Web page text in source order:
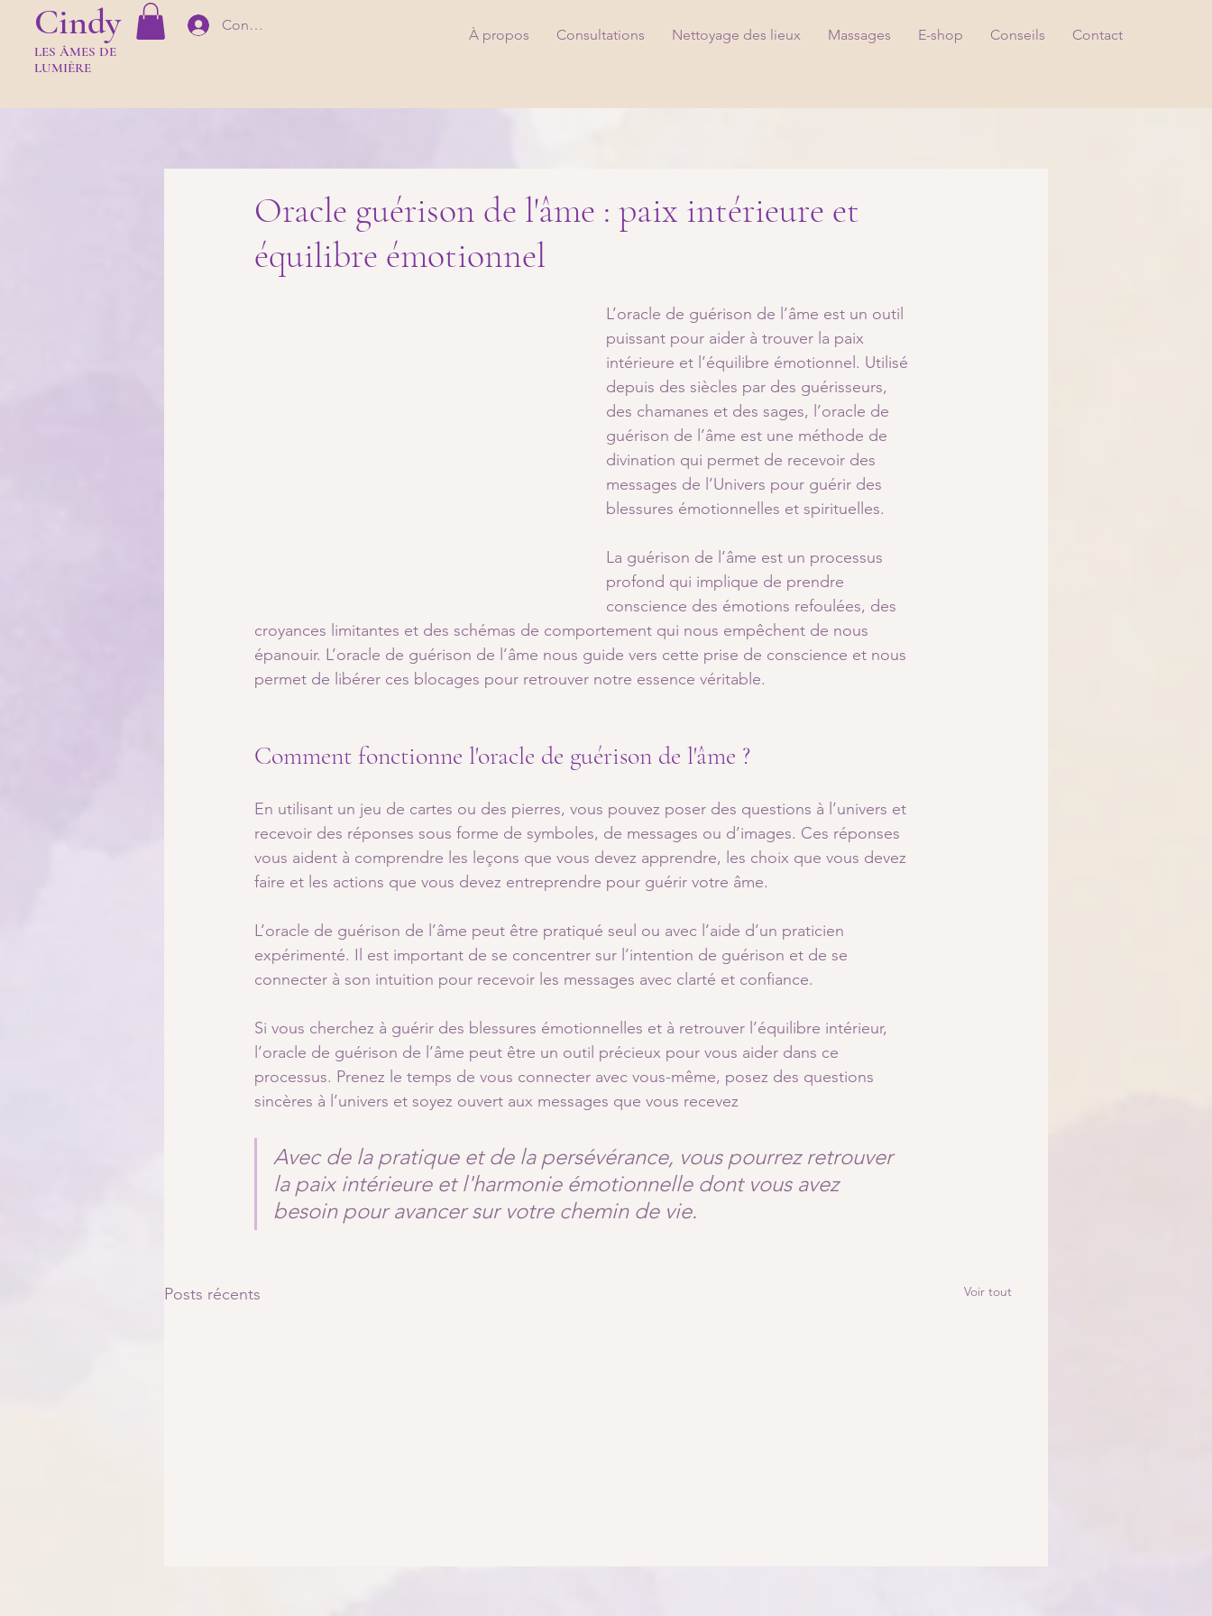
Cindy
LES ÂMES DE
LUMIÈRE
Connexion
À propos Consultations Nettoyage des lieux Massages E-shop Conseils Contact
Oracle guérison de l'âme : paix intérieure et
équilibre émotionnel
L’oracle de guérison de l’âme est un outil
puissant pour aider à trouver la paix
intérieure et l’équilibre émotionnel. Utilisé
depuis des siècles par des guérisseurs,
des chamanes et des sages, l’oracle de
guérison de l’âme est une méthode de
divination qui permet de recevoir des
messages de l’Univers pour guérir des
blessures émotionnelles et spirituelles.
La guérison de l’âme est un processus
profond qui implique de prendre
conscience des émotions refoulées, des
croyances limitantes et des schémas de comportement qui nous empêchent de nous
épanouir. L’oracle de guérison de l’âme nous guide vers cette prise de conscience et nous
permet de libérer ces blocages pour retrouver notre essence véritable.
Comment fonctionne l'oracle de guérison de l'âme ?
En utilisant un jeu de cartes ou des pierres, vous pouvez poser des questions à l’univers et
recevoir des réponses sous forme de symboles, de messages ou d’images. Ces réponses
vous aident à comprendre les leçons que vous devez apprendre, les choix que vous devez
faire et les actions que vous devez entreprendre pour guérir votre âme.
L’oracle de guérison de l’âme peut être pratiqué seul ou avec l’aide d’un praticien
expérimenté. Il est important de se concentrer sur l’intention de guérison et de se
connecter à son intuition pour recevoir les messages avec clarté et confiance.
Si vous cherchez à guérir des blessures émotionnelles et à retrouver l’équilibre intérieur,
l’oracle de guérison de l’âme peut être un outil précieux pour vous aider dans ce
processus. Prenez le temps de vous connecter avec vous-même, posez des questions
sincères à l’univers et soyez ouvert aux messages que vous recevez
Avec de la pratique et de la persévérance, vous pourrez retrouver
la paix intérieure et l'harmonie émotionnelle dont vous avez
besoin pour avancer sur votre chemin de vie.
Posts récents Voir tout